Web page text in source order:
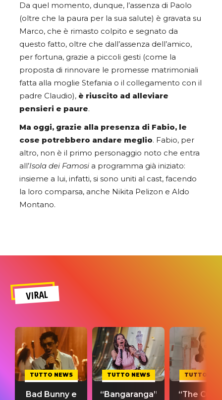
Da quel momento, dunque, l’assenza di Paolo
(oltre che la paura per la sua salute) è gravata su
Marco, che è rimasto colpito e segnato da
questo fatto, oltre che dall’assenza dell’amico,
per fortuna, grazie a piccoli gesti (come la
proposta di rinnovare le promesse matrimoniali
fatta alla moglie Stefania o il collegamento con il
padre Claudio), è riuscito ad alleviare
pensieri e paure.
Ma oggi, grazie alla presenza di Fabio, le
cose potrebbero andare meglio. Fabio, per
altro, non è il primo personaggio noto che entra
all’Isola dei Famosi a programma già iniziato:
insieme a lui, infatti, si sono uniti al cast, facendo
la loro comparsa, anche Nikita Pelizon e Aldo
Montano.
VIRAL
TUTTO NEWS
Bad Bunny e
TUTTO NEWS
“Bangaranga”
TUTTO
“The